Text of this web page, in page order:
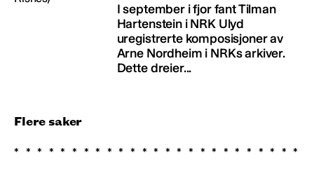
I september i fjor fant Tilman
Hartenstein i NRK Ulyd
uregistrerte komposisjoner av
Arne Nordheim i NRKs arkiver.
Dette dreier...
Flere saker